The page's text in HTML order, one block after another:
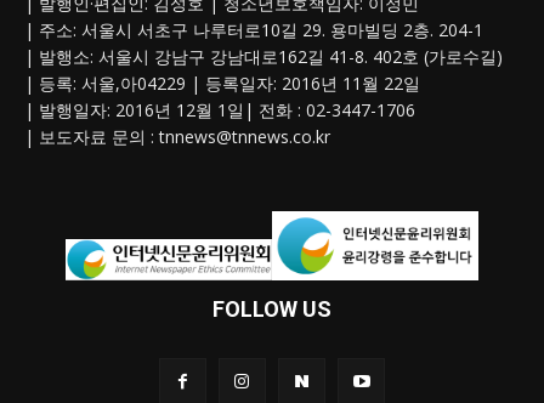
| 주소: 서울시 서초구 나루터로10길 29. 용마빌딩 2층. 204-1
| 발행소: 서울시 강남구 강남대로162길 41-8. 402호 (가로수길)
| 등록: 서울,아04229 | 등록일자: 2016년 11월 22일
| 발행일자: 2016년 12월 1일| 전화 : 02-3447-1706
| 보도자료 문의 :tnnews@tnnews.co.kr
FOLLOW US